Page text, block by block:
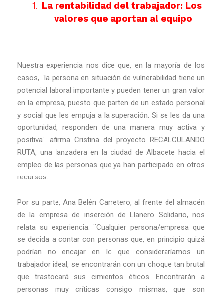
1. La rentabilidad del trabajador: Los
valores que aportan al equipo
Nuestra experiencia nos dice que, en la mayoría de los
casos, ¨la persona en situación de vulnerabilidad tiene un
potencial laboral importante y pueden tener un gran valor
en la empresa, puesto que parten de un estado personal
y social que les empuja a la superación. Si se les da una
oportunidad, responden de una manera muy activa y
positiva¨ afirma Cristina del proyecto RECALCULANDO
RUTA, una lanzadera en la ciudad de Albacete hacia el
empleo de las personas que ya han participado en otros
recursos.
Por su parte, Ana Belén Carretero, al frente del almacén
de la empresa de inserción de Llanero Solidario, nos
relata su experiencia: ¨Cualquier persona/empresa que
se decida a contar con personas que, en principio quizá
podrían no encajar en lo que consideraríamos un
trabajador ideal, se encontrarán con un choque tan brutal
que trastocará sus cimientos éticos. Encontrarán a
personas muy críticas consigo mismas, que son